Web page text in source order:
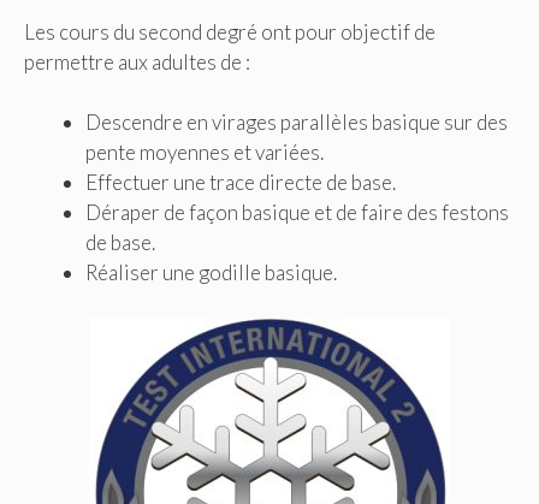
Les cours du second degré ont pour objectif de
permettre aux adultes de :
Descendre en virages parallèles basique sur des
pente moyennes et variées.
Effectuer une trace directe de base.
Déraper de façon basique et de faire des festons
de base.
Réaliser une godille basique.